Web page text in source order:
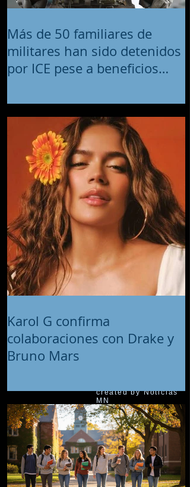
created by Noticias
MN
Más de 50 familiares de
militares han sido detenidos
por ICE pese a beneficios
Karol G confirma
colaboraciones con Drake y
Bruno Mars